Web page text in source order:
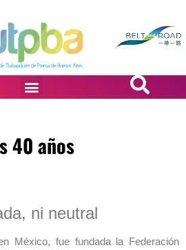
40 años
ni neutral
México, fue fundada la Federación